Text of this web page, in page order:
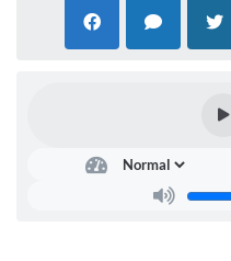
Iluminação Pública
Lei de acesso à informação